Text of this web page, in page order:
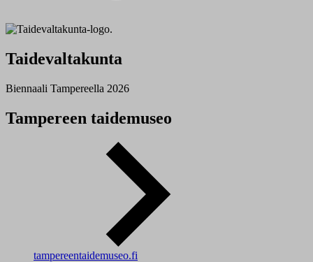
Taidevaltakunta
Biennaali Tampereella 2026
Tampereen taidemuseo
tampereentaidemuseo.fi